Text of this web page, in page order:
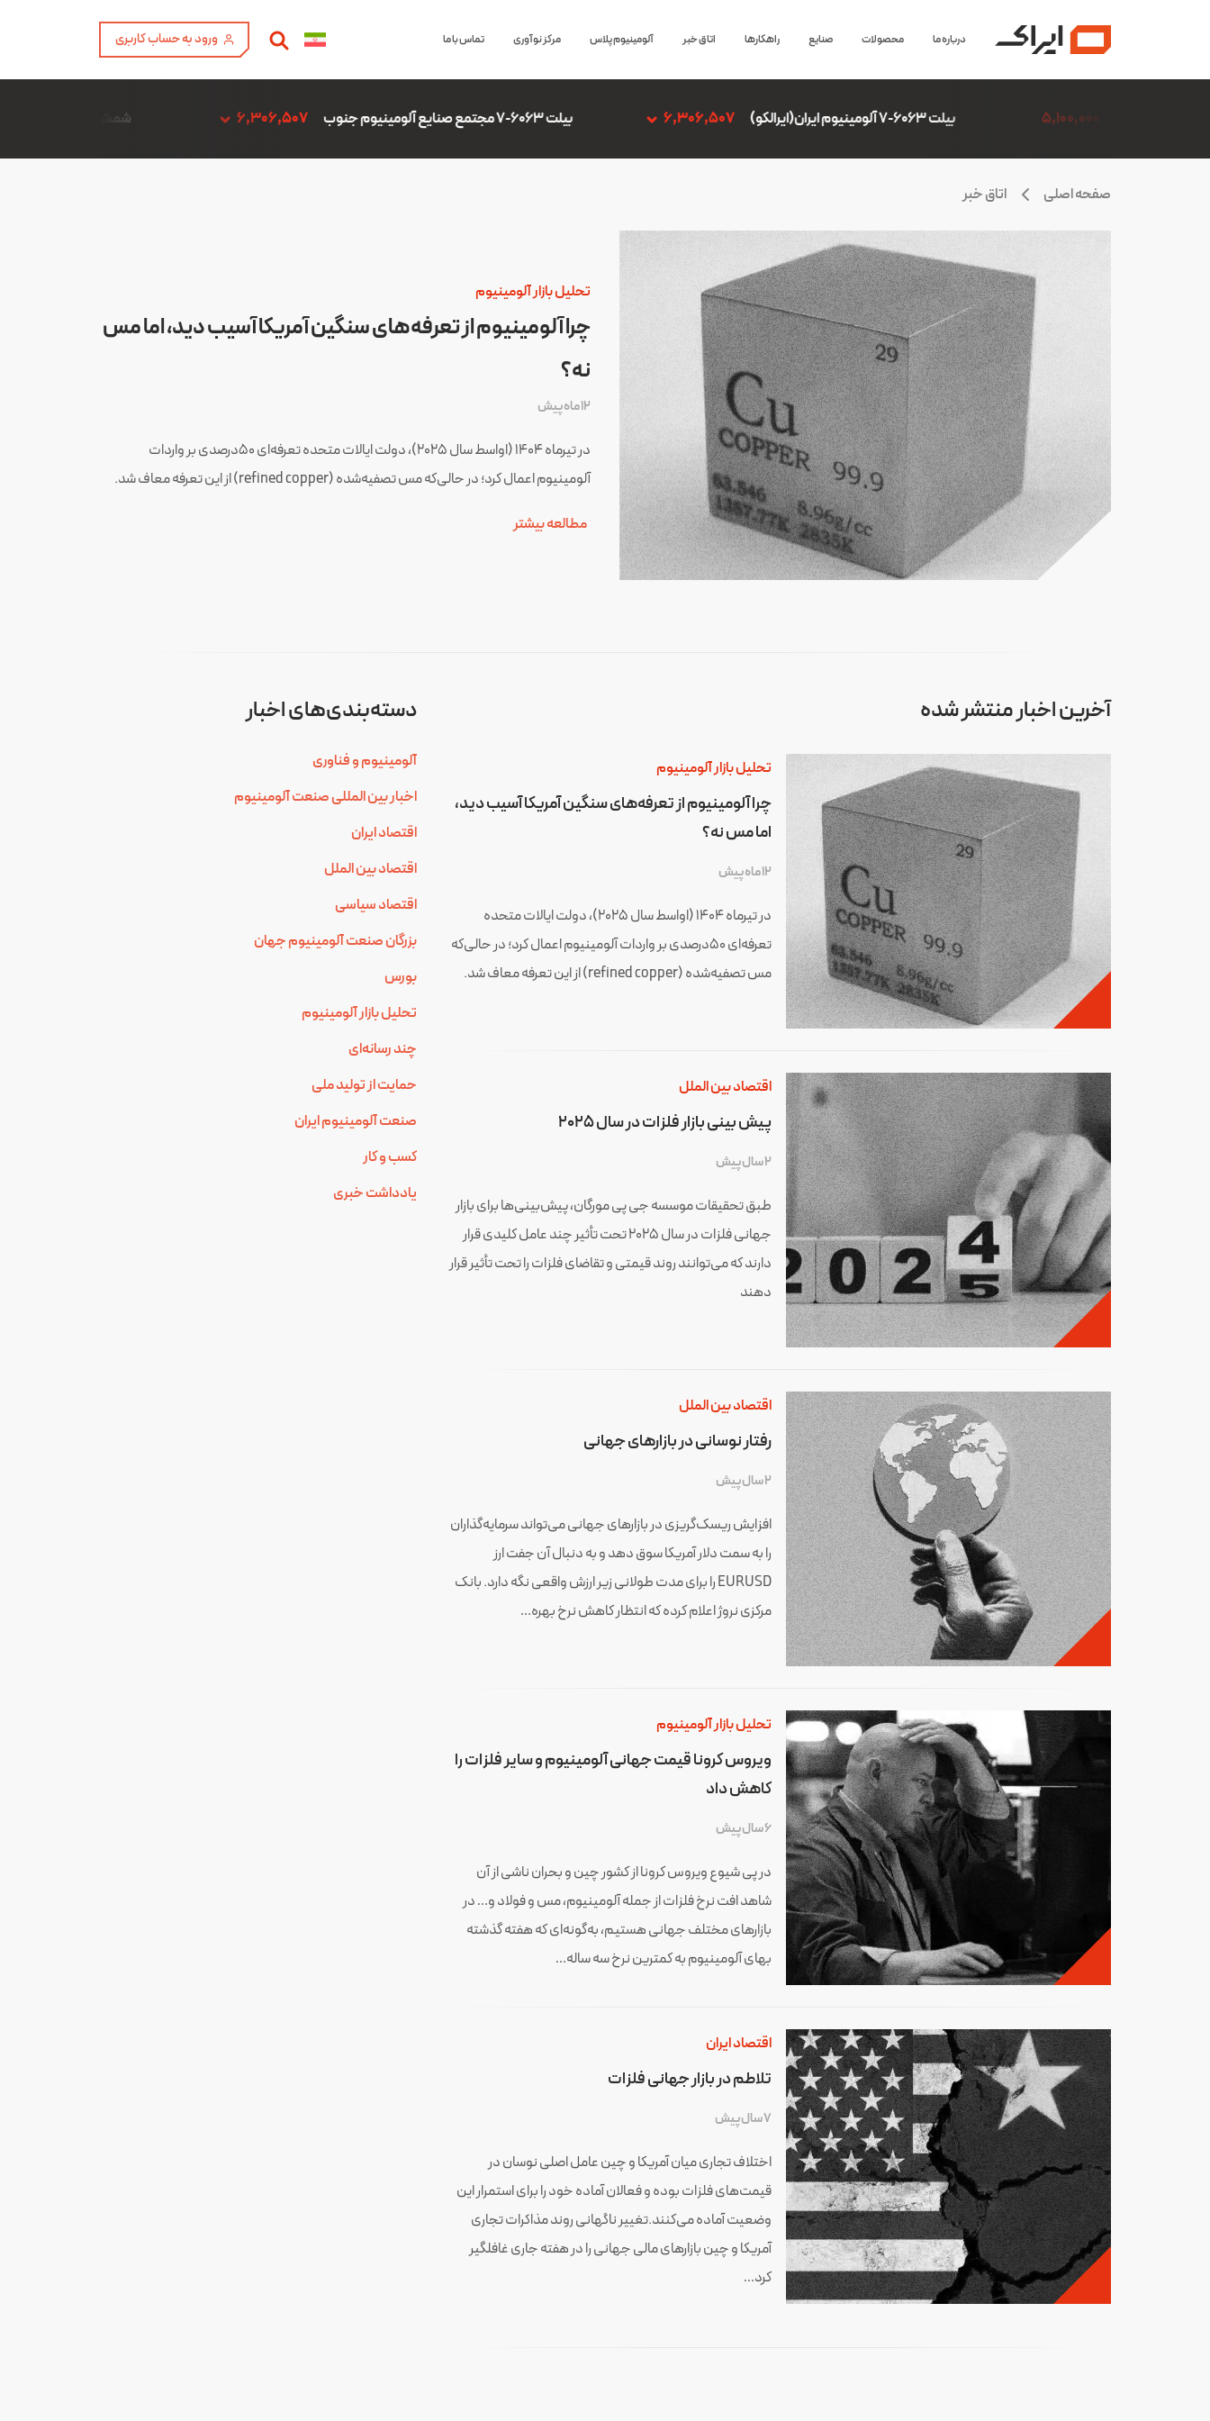
درباره ما محصولات صنایع راهکارها اتاق خبر آلومینیوم پلاس مرکز نوآوری تماس با ما ورود به حساب کاربری
بیلت 6063-7 مجتمع صنایع آلومینیوم جنوب 6,306,507 شمش آلیاژ ADC12 فن آوری آمیتیس آلومینیوم گلپایگان بیلت 6063-7 آلومینیوم ایران(ایرالکو) 6,306,507
صفحه اصلی اتاق خبر
تحلیل بازار آلومینیوم
چرا آلومینیوم از تعرفه‌های سنگین آمریکا آسیب دید، اما مس
نه؟
12 ماه پیش
در تیرماه ۱۴۰۴ (اواسط سال ۲۰۲۵)، دولت ایالات متحده تعرفه‌ای ۵۰درصدی بر واردات
آلومینیوم اعمال کرد؛ در حالی‌که مس تصفیه‌شده (refined copper) از این تعرفه معاف شد.
مطالعه بیشتر
آخرین اخبار منتشر شده
تحلیل بازار آلومینیوم
چرا آلومینیوم از تعرفه‌های سنگین آمریکا آسیب دید،
اما مس نه؟
12 ماه پیش
در تیرماه ۱۴۰۴ (اواسط سال ۲۰۲۵)، دولت ایالات متحده
تعرفه‌ای ۵۰درصدی بر واردات آلومینیوم اعمال کرد؛ در حالی‌که
مس تصفیه‌شده (refined copper) از این تعرفه معاف شد.
اقتصاد بین الملل
پیش بینی بازار فلزات در سال 2025
2 سال پیش
طبق تحقیقات موسسه جی پی مورگان، پیش‌بینی‌ها برای بازار
جهانی فلزات در سال 2025 تحت تأثیر چند عامل کلیدی قرار
دارند که می‌توانند روند قیمتی و تقاضای فلزات را تحت تأثیر قرار
دهند
اقتصاد بین الملل
رفتار نوسانی در بازارهای جهانی
2 سال پیش
افزایش ریسک‌‌گریزی در بازارهای جهانی می‌تواند سرمایه‌گذاران
را به سمت دلار آمریکا سوق دهد و به دنبال آن جفت ارز
EURUSD را برای مدت طولانی زیر ارزش واقعی نگه دارد. بانک
مرکزی نروژ اعلام کرده که انتظار کاهش نرخ بهره…
تحلیل بازار آلومینیوم
ویروس کرونا قیمت جهانی آلومینیوم و سایر فلزات را
کاهش داد
6 سال پیش
در پی شیوع ویروس کرونا از کشور چین و بحران ناشی از آن
شاهد افت نرخ فلزات از جمله آلومینیوم، مس و فولاد و… در
بازارهای مختلف جهانی هستیم، به‌گونه‌ای که هفته گذشته
بهای آلومینیوم به کمترین نرخ سه ساله…
اقتصاد ایران
تلاطم در بازار جهانی فلزات
7 سال پیش
اختلاف تجاری میان آمریکا و چین عامل اصلی نوسان در
قیمت‌های فلزات بوده و فعالان آماده خود را برای استمرار این
وضعیت آماده می‌کنند.تغییر ناگهانی روند مذاکرات تجاری
آمریکا و چین بازارهای مالی جهانی را در هفته جاری غافلگیر
کرد…
دسته‌بندی‌های اخبار
آلومینیوم و فناوری
اخبار بین المللی صنعت آلومینیوم
اقتصاد ایران
اقتصاد بین الملل
اقتصاد سیاسی
بزرگان صنعت آلومینیوم جهان
بورس
تحلیل بازار آلومینیوم
چند رسانه‌ای
حمایت از تولید ملی
صنعت آلومینیوم ایران
کسب و کار
یادداشت خبری